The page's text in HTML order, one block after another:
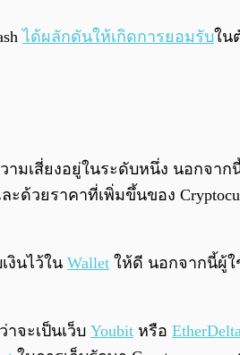
ได้ผลักดันให้เกิดการยอมรับใน
มเสี่ยงอยู่ในระดับหนึ่ง นอกจา
วยราคาที่เพิ่มขึ้นของ
งินไว้ใน Wallet ให้ดี นอกจากนี้ผู้ใ
จะเป็นเว็บ Youbit หรือ